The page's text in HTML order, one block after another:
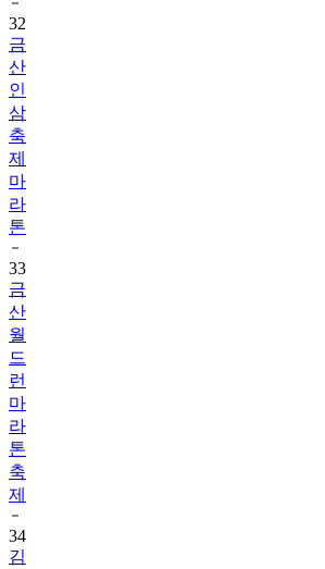
32
금
산
인
삼
축
제
마
라
톤
33
금
산
월
드
런
마
라
톤
축
제
34
김